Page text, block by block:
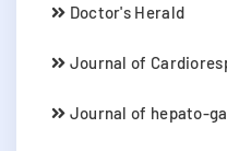
Doctor's Herald
Journal of
Journal of hepato-